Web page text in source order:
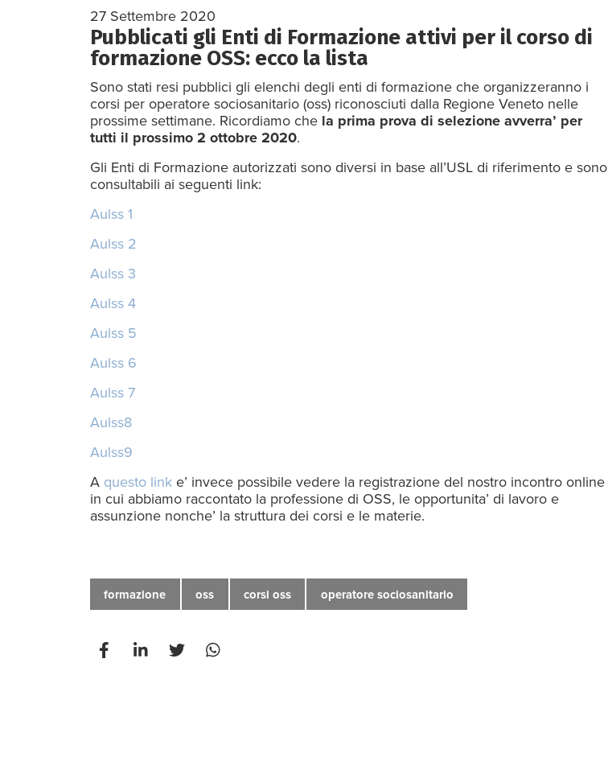
27 Settembre 2020
Pubblicati gli Enti di Formazione attivi per il corso di
formazione OSS: ecco la lista
Sono stati resi pubblici gli elenchi degli enti di formazione che organizzeranno i
corsi per operatore sociosanitario (oss) riconosciuti dalla Regione Veneto nelle
prossime settimane. Ricordiamo che la prima prova di selezione avverra’ per
tutti il prossimo 2 ottobre 2020.
Gli Enti di Formazione autorizzati sono diversi in base all’USL di riferimento e sono
consultabili ai seguenti link:
Aulss 1
Aulss 2
Aulss 3
Aulss 4
Aulss 5
Aulss 6
Aulss 7
Aulss8
Aulss9
A questo link e’ invece possibile vedere la registrazione del nostro incontro online
in cui abbiamo raccontato la professione di OSS, le opportunita’ di lavoro e
assunzione nonche’ la struttura dei corsi e le materie.
formazione oss corsi oss operatore sociosanitario